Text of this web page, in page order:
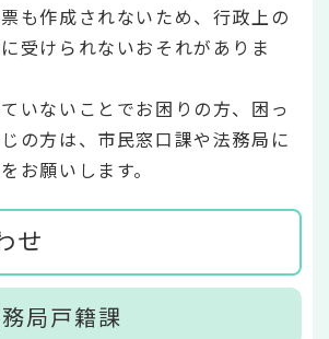
も作成されないため、行政上の
受けられないおそれがありま
いないことでお困りの方、困っ
の方は、市民窓口課や法務局に
お願いします。
せ
局戸籍課